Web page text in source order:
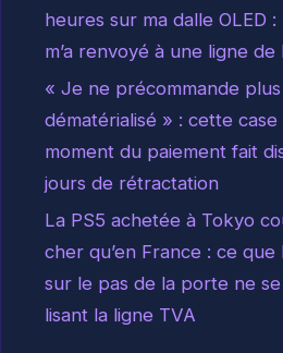
heures sur ma dalle OLED
m’a renvoyé à une ligne de
« Je ne précommande
dématérialisé » : cette
moment du paiement fait
jours de rétractation
La PS5 achetée à Tokyo
cher qu’en France : ce
sur le pas de la porte ne se
lisant la ligne TVA